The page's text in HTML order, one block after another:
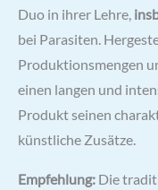
Duo in ihrer Lehre,
bei Parasiten.
Produktionsmengen
einen langen und
Produkt seinen
künstliche Zusätze.
Empfehlung: Die